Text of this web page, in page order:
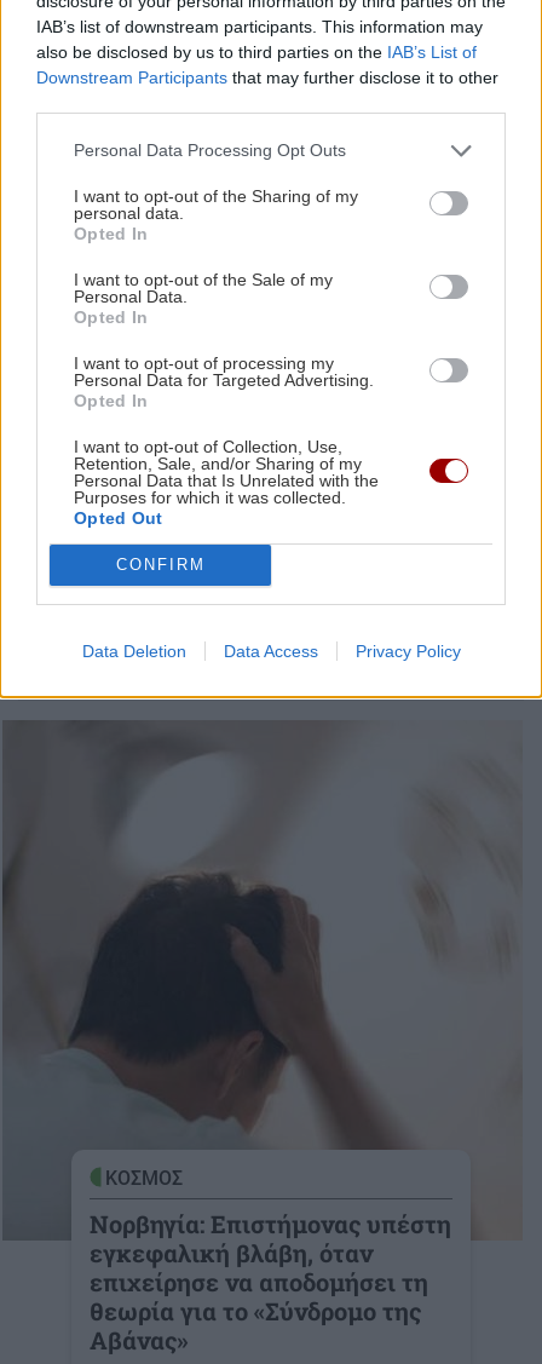
IAB’s list of downstream participants. This information may
also be disclosed by us to third parties on the IAB’s List of
Downstream Participants that may further disclose it to other
Personal Data Processing Opt Outs
I want to opt-out of the Sharing of my
personal data.
Opted In
I want to opt-out of the Sale of my
Personal Data.
Opted In
I want to opt-out of processing my
Personal Data for Targeted Advertising.
Opted In
I want to opt-out of Collection, Use,
Retention, Sale, and/or Sharing of my
Personal Data that Is Unrelated with the
Purposes for which it was collected.
Opted Out
CONFIRM
Data Deletion Data Access Privacy Policy
ΚΟΣΜΟΣ
Ο γιος της πριγκίπισσας
Μέτε-Μάριτ παραδέχθηκε
χρήση κοκαΐνης στη δίκη του
19:15 | 08/03/2026
ΚΟΣΜΟΣ
Ισπανία: Στο νοσοκομείο της
Νορβηγίας Χάραλντ Ε΄ -Ποια
είναι η κατάσταση της υγείας
14:52 | 26/02/2026
Υπόθεση Έπσταϊν: Απόπειρα
αυτοκτονίας από τον πρώην
πρωθυπουργό της Νορβηγίας
Γιάγκλαντ
20:06 | 24/02/2026
ΚΟΣΜΟΣ
Νορβηγία: Επιστήμονας υπέστη
εγκεφαλική βλάβη, όταν
επιχείρησε να αποδομήσει τη
θεωρία για το «Σύνδρομο της
Αβάνας»